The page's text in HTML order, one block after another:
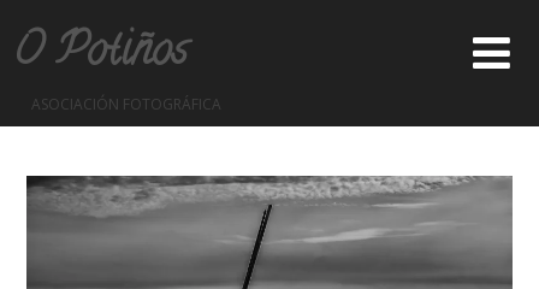
O Potiños
ASOCIACIÓN FOTOGRÁFICA